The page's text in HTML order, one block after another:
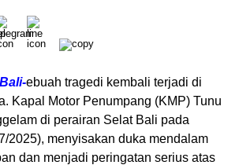
ebuah tragedi kembali terjadi di
Kapal Motor Penumpang (KMP) Tunu
di perairan Selat Bali pada
2025), menyisakan duka mendalam
dan menjadi peringatan serius atas